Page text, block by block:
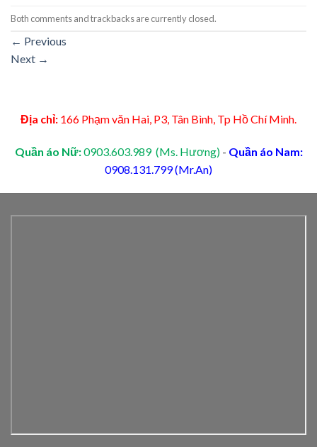
Both comments and trackbacks are currently closed.
← Previous
Next →
Địa chỉ: 166 Phạm văn Hai, P3, Tân Bình, Tp Hồ Chí Minh.
Quần áo Nữ:0903.603.989 (Ms. Hương) - Quần áo Nam:
0908.131.799 (Mr.An)